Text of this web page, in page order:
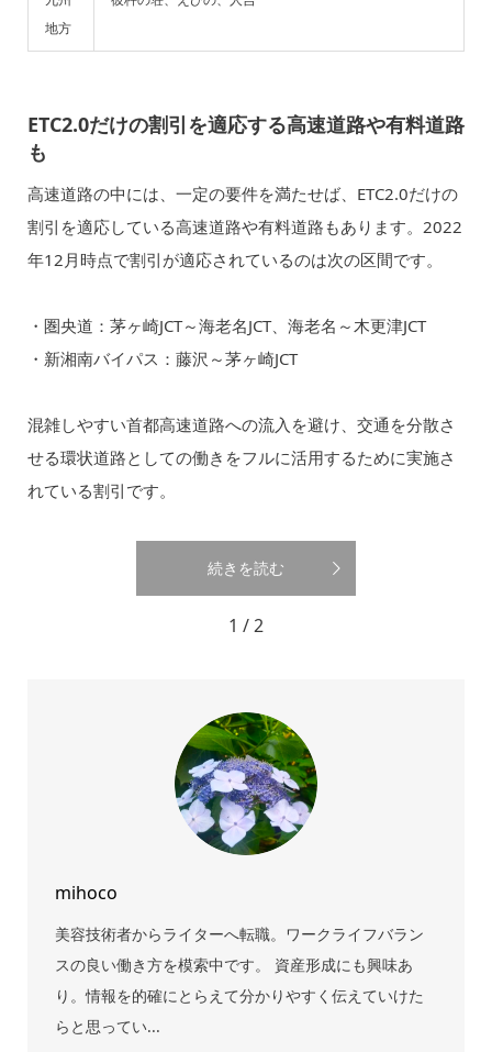
地方
ETC2.0だけの割引を適応する高速道路や有料道路
も
高速道路の中には、一定の要件を満たせば、ETC2.0だけの
割引を適応している高速道路や有料道路もあります。2022
年12月時点で割引が適応されているのは次の区間です。
・圏央道：茅ヶ崎JCT～海老名JCT、海老名～木更津JCT
・新湘南バイパス：藤沢～茅ヶ崎JCT
混雑しやすい首都高速道路への流入を避け、交通を分散さ
せる環状道路としての働きをフルに活用するために実施さ
れている割引です。
続きを読む
1 / 2
mihoco
美容技術者からライターへ転職。ワークライフバラン
スの良い働き方を模索中です。 資産形成にも興味あ
り。情報を的確にとらえて分かりやすく伝えていけた
らと思ってい...